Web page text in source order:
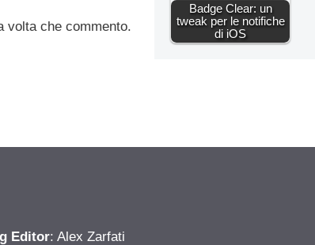
volta che commento.
Badge Clear: un
tweak per le notifiche
di iOS
Editor: Alex Zarfati